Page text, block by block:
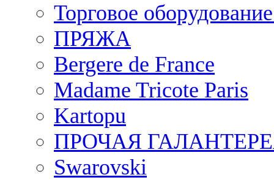
Торговое
ПРЯЖА
Bergere de France
Madame Tricote Paris
Kartopu
ПРОЧАЯ
Swarovski